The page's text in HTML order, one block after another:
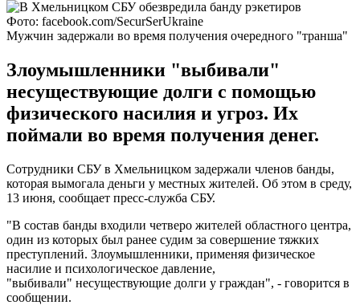
Фото: facebook.com/SecurSerUkraine
Мужчин задержали во время получения очередного "транша"
Злоумышленники "выбивали"
несуществующие долги с помощью
физического насилия и угроз. Их
поймали во время получения денег.
Сотрудники СБУ в Хмельницком задержали членов банды,
которая вымогала деньги у местных жителей. Об этом в среду,
13 июня, сообщает пресс-служба СБУ.
"В состав банды входили четверо жителей областного центра,
один из которых был ранее судим за совершение тяжких
преступлений. Злоумышленники, применяя физическое
насилие и психологическое давление,
"выбивали" несуществующие долги у граждан", - говорится в
сообщении.